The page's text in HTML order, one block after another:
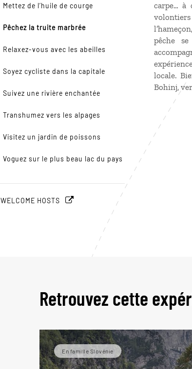
Mettez de l’huile de courge
Pêchez la truite marbrée
Relaxez-vous avec les abeilles
Soyez cycliste dans la capitale
Suivez une rivière enchantée
Transhumez vers les alpages
Visitez un jardin de poissons
Voguez sur le plus beau lac du pays
WELCOME HOSTS
carpe… à
pêche
locale.
Bohinj,
Retrouvez cette
En famille Slovénie